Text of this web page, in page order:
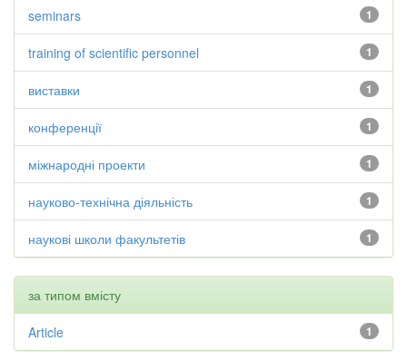
1
seminars
1
training of scientific personnel
1
виставки
1
конференції
1
міжнародні проекти
1
науково-технічна діяльність
1
наукові школи факультетів
за типом вмісту
1
Article